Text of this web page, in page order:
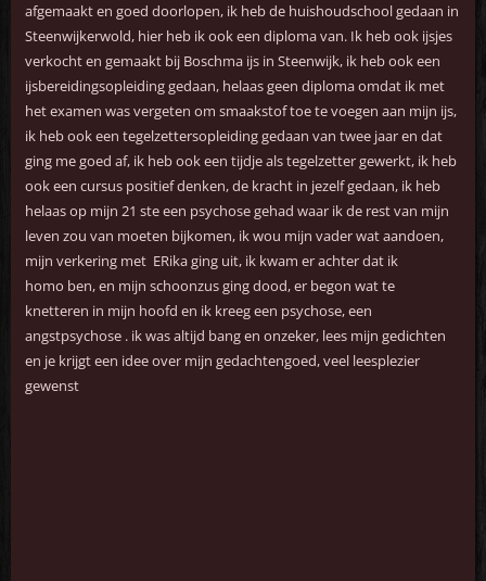
afgemaakt en goed doorlopen, ik heb de huishoudschool gedaan in
Steenwijkerwold, hier heb ik ook een diploma van. Ik heb ook ijsjes
verkocht en gemaakt bij Boschma ijs in Steenwijk, ik heb ook een
ijsbereidingsopleiding gedaan, helaas geen diploma omdat ik met
het examen was vergeten om smaakstof toe te voegen aan mijn ijs,
ik heb ook een tegelzettersopleiding gedaan van twee jaar en dat
ging me goed af, ik heb ook een tijdje als tegelzetter gewerkt, ik heb
ook een cursus positief denken, de kracht in jezelf gedaan, ik heb
helaas op mijn 21 ste een psychose gehad waar ik de rest van mijn
leven zou van moeten bijkomen, ik wou mijn vader wat aandoen,
mijn verkering met ERika ging uit, ik kwam er achter dat ik
homo ben, en mijn schoonzus ging dood, er begon wat te
knetteren in mijn hoofd en ik kreeg een psychose, een
angstpsychose . ik was altijd bang en onzeker, lees mijn gedichten
en je krijgt een idee over mijn gedachtengoed, veel leesplezier
gewenst